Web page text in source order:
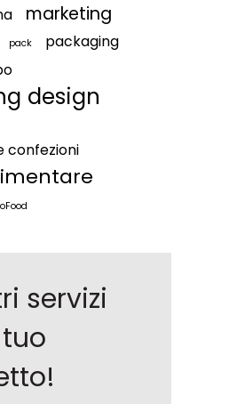
marketing
pack
packaging
design
confezioni
servizi